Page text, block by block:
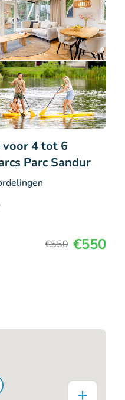
voor 4 tot 6
Parc Sandur
€550 €550